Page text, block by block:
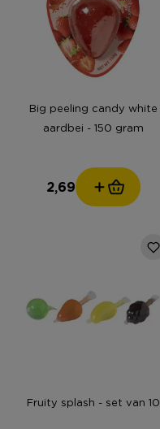
Big peeling candy white
aardbei - 150 gram
2,69
Fruity splash - set van 10